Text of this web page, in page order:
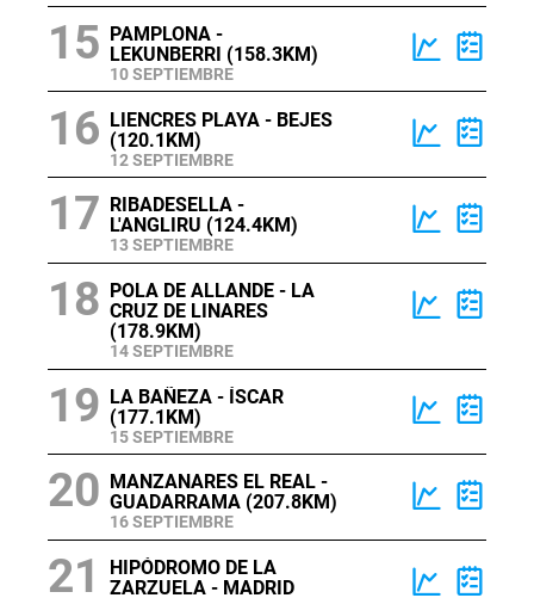
15 PAMPLONA -
LEKUNBERRI (158.3KM)
10 SEPTIEMBRE
16 LIENCRES PLAYA - BEJES
(120.1KM)
12 SEPTIEMBRE
17
RIBADESELLA -
L'ANGLIRU (124.4KM)
13 SEPTIEMBRE
18 POLA DE ALLANDE - LA
CRUZ DE LINARES
(178.9KM)
14 SEPTIEMBRE
19 LA BAÑEZA - ÍSCAR
(177.1KM)
15 SEPTIEMBRE
20
MANZANARES EL REAL -
GUADARRAMA (207.8KM)
16 SEPTIEMBRE
21
HIPÓDROMO DE LA
ZARZUELA - MADRID